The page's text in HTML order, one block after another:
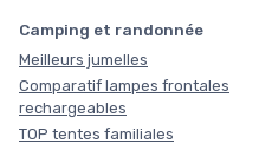
Camping et randonnée
Meilleurs jumelles
Comparatif lampes frontales
rechargeables
TOP tentes familiales